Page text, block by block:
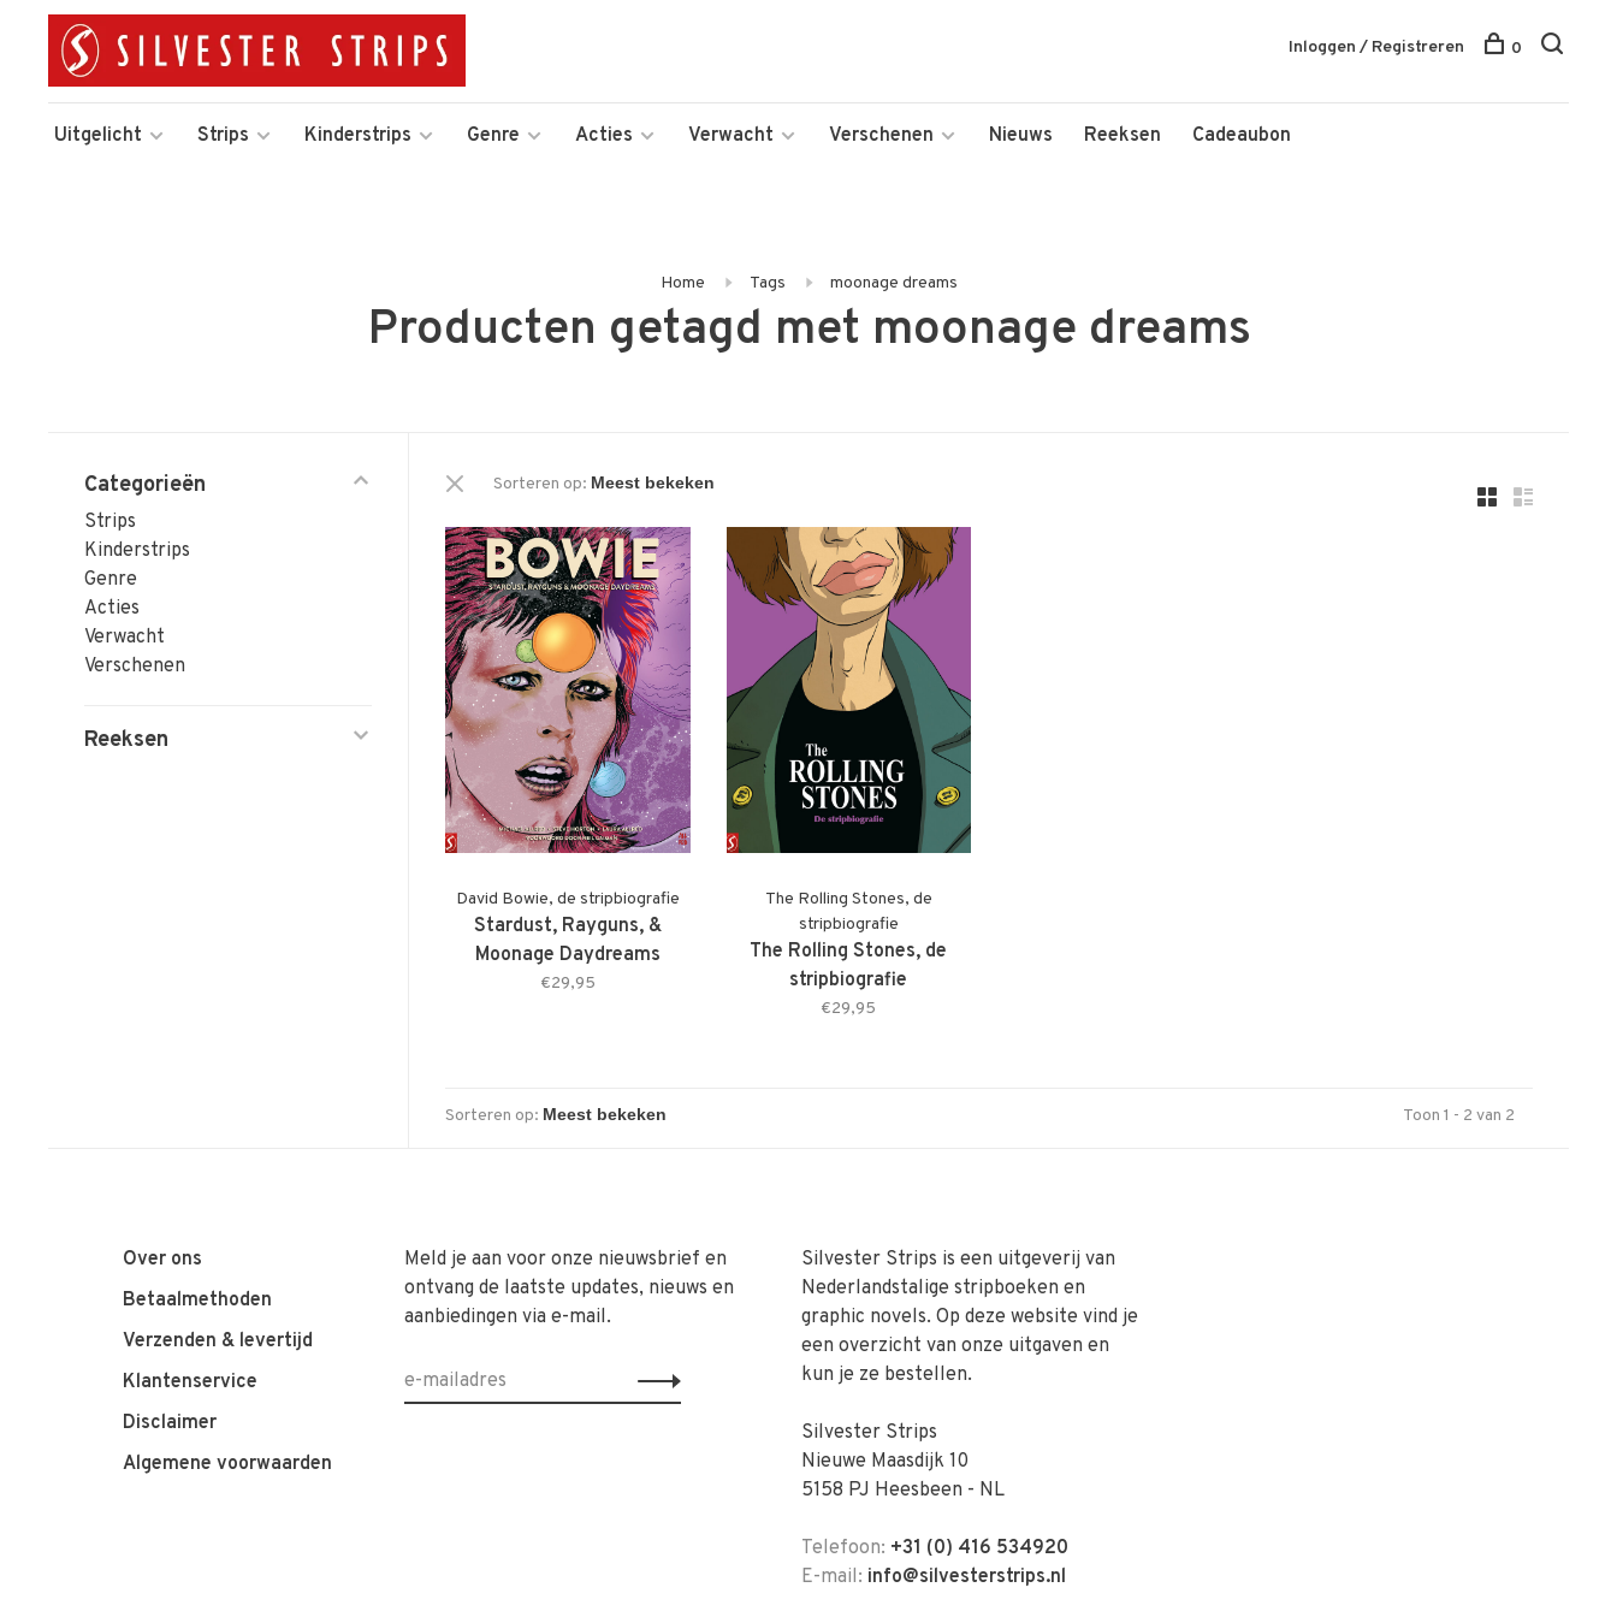
Uitgelicht Strips Kinderstrips Genre Acties Verwacht Verschenen Nieuws Reeksen Cadeaubon
Inloggen / Registreren 0
Home Tags moonage dreams
Producten getagd met moonage dreams
Categorieën
Strips
Kinderstrips
Genre
Acties
Verwacht
Verschenen
Reeksen
Sorteren op:
David Bowie, de stripbiografie
Stardust, Rayguns, &
Moonage Daydreams
(+stofomslag)
€29,95
The Rolling Stones, de
stripbiografie
The Rolling Stones, de
stripbiografie
(+stofomslag)
€29,95
Sorteren op: Toon 1 - 2 van 2
Over ons
Betaalmethoden
Verzenden & levertijd
Klantenservice
Disclaimer
Algemene voorwaarden
Meld je aan voor onze nieuwsbrief en
ontvang de laatste updates, nieuws en
aanbiedingen via e-mail.
Silvester Strips is een uitgeverij van
Nederlandstalige stripboeken en
graphic novels. Op deze website vind je
een overzicht van onze uitgaven en
kun je ze bestellen.
Silvester Strips
Nieuwe Maasdijk 10
5158 PJ Heesbeen - NL
Telefoon: +31 (0) 416 534920
E-mail: info@silvesterstrips.nl